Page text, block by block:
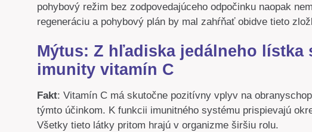
pohybový režim bez zodpovedajúceho odpočinku naopak
regeneráciu a pohybový plán by mal zahŕňať obidve tieto
Mýtus: Z hľadiska jedálneho
imunity vitamín C
Fakt: Vitamín C má skutočne pozitívny vplyv na
týmto účinkom. K funkcii imunitného systému prispievajú
Všetky tieto látky pritom hrajú v organizme širšiu rolu.